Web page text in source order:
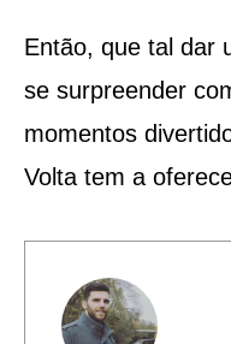
Então, que tal dar
se surpreender
momentos
Volta tem a